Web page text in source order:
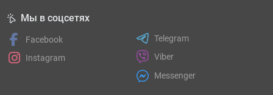
Мы в соцсетях
Facebook
Instagram
Telegram
Viber
Messenger